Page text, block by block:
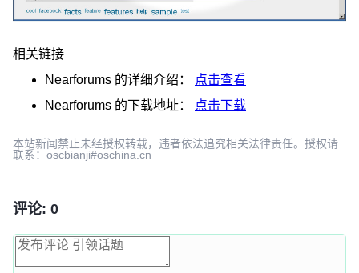
相关链接
Nearforums 的详细介绍：
点击查看
Nearforums 的下载地址： 点击下载
本站新闻禁止未经授权转载，违者依法追究相关法律责任。授权请
联系：oscbianji#oschina.cn
评论: 0